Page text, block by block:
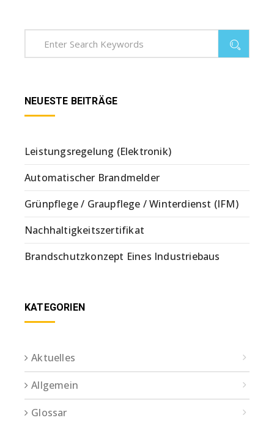
NEUESTE BEITRÄGE
Leistungsregelung (Elektronik)
Automatischer Brandmelder
Grünpflege / Graupflege / Winterdienst (IFM)
Nachhaltigkeitszertifikat
Brandschutzkonzept Eines Industriebaus
KATEGORIEN
Aktuelles
Allgemein
Glossar